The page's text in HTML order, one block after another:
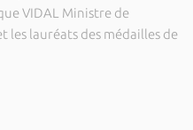
VIDAL Ministre de
les lauréats des médailles de